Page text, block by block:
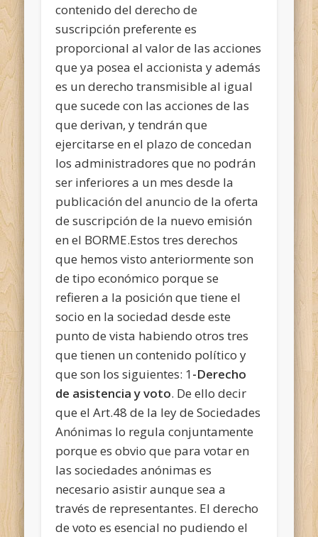
contenido del derecho de
suscripción preferente es
proporcional al valor de las acciones
que ya posea el accionista y además
es un derecho transmisible al igual
que sucede con las acciones de las
que derivan, y tendrán que
ejercitarse en el plazo de concedan
los administradores que no podrán
ser inferiores a un mes desde la
publicación del anuncio de la oferta
de suscripción de la nuevo emisión
en el BORME.Estos tres derechos
que hemos visto anteriormente son
de tipo económico porque se
refieren a la posición que tiene el
socio en la sociedad desde este
punto de vista habiendo otros tres
que tienen un contenido político y
que son los siguientes: 1-Derecho
de asistencia y voto. De ello decir
que el Art.48 de la ley de Sociedades
Anónimas lo regula conjuntamente
porque es obvio que para votar en
las sociedades anónimas es
necesario asistir aunque sea a
través de representantes. El derecho
de voto es esencial no pudiendo el